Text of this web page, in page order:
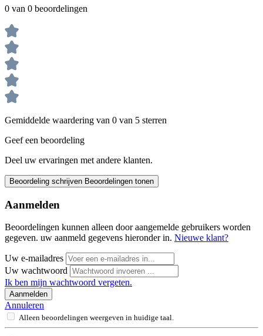
0 van 0 beoordelingen
Gemiddelde waardering van 0 van 5 sterren
Geef een beoordeling
Deel uw ervaringen met andere klanten.
Beoordeling schrijven Beoordelingen tonen
Aanmelden
Beoordelingen kunnen alleen door aangemelde gebruikers worden
gegeven. uw aanmeld gegevens hieronder in. Nieuwe klant?
Uw e-mailadres
Uw wachtwoord
Ik ben mijn wachtwoord vergeten.
Aanmelden
Annuleren
Alleen beoordelingen weergeven in huidige taal.